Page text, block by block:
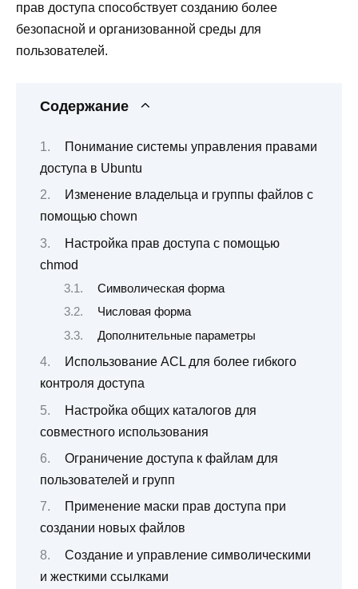
прав доступа способствует созданию более
безопасной и организованной среды для
пользователей.
Содержание
Понимание системы управления правами
доступа в Ubuntu
Изменение владельца и группы файлов с
помощью chown
Настройка прав доступа с помощью
chmod
Символическая форма
Числовая форма
Дополнительные параметры
Использование ACL для более гибкого
контроля доступа
Настройка общих каталогов для
совместного использования
Ограничение доступа к файлам для
пользователей и групп
Применение маски прав доступа при
создании новых файлов
Создание и управление символическими
и жесткими ссылками